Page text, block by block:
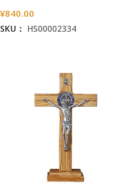
¥840.00
SKU： HS00002334